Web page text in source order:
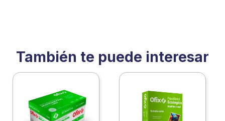
También te puede interesar